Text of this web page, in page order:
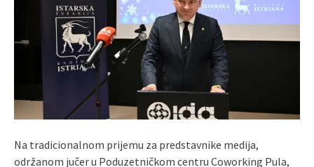
Na tradicionalnom prijemu za predstavnike medija,
održanom jučer u Poduzetničkom centru Coworking Pula,